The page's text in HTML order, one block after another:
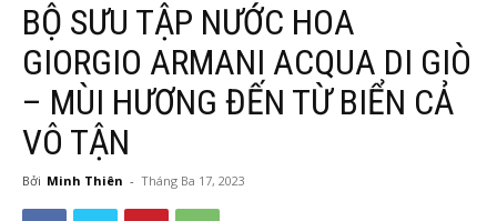
BỘ SƯU TẬP NƯỚC HOA
GIORGIO ARMANI ACQUA DI GIÒ
– MÙI HƯƠNG ĐẾN TỪ BIỂN CẢ
VÔ TẬN
Bởi Minh Thiên - Tháng Ba 17, 2023